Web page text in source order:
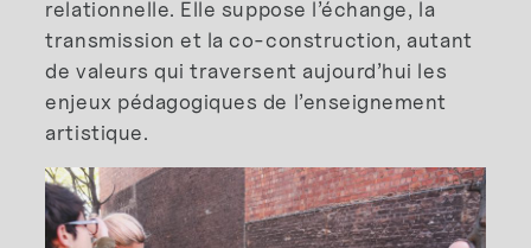
relationnelle. Elle suppose l’échange, la
transmission et la co-construction, autant
de valeurs qui traversent aujourd’hui les
enjeux pédagogiques de l’enseignement
artistique.